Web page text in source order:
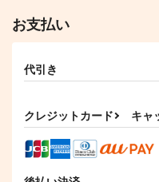
お支払い
代引き
クレジットカード キャ